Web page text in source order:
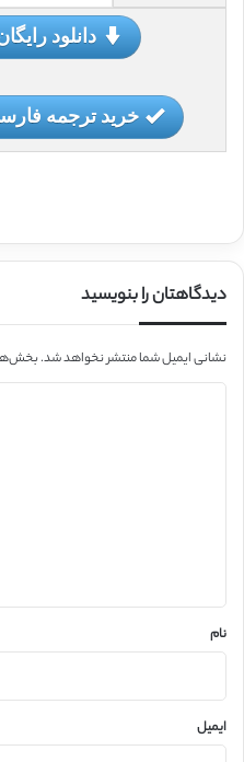
دانلود
خرید ترجمه
دیدگاهتان را بنویسید
نشانی ایمیل شما منتشر نخواهد شد.
نام
ایمیل